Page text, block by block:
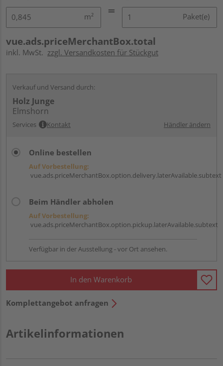
m² Paket(e)
vue.ads.priceMerchantBox.total
inkl. MwSt. zzgl. Versandkosten für Stückgut
Verkauf und Versand durch:
Holz Junge
Elmshorn
Services Kontakt Händler ändern
Online bestellen
Auf Vorbestellung:
vue.ads.priceMerchantBox.option.delivery.laterAvailable.subtext
Beim Händler abholen
Auf Vorbestellung:
vue.ads.priceMerchantBox.option.pickup.laterAvailable.subtext
Verfügbar in der Ausstellung - vor Ort ansehen.
In den Warenkorb
Komplettangebot anfragen
Artikelinformationen